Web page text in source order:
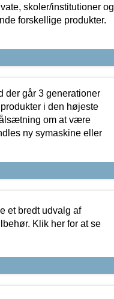
skoler/institutioner og
forskellige produkter.
der går 3 generationer
i den højeste
om at være
ny symaskine eller
et bredt udvalg af
Klik her for at se